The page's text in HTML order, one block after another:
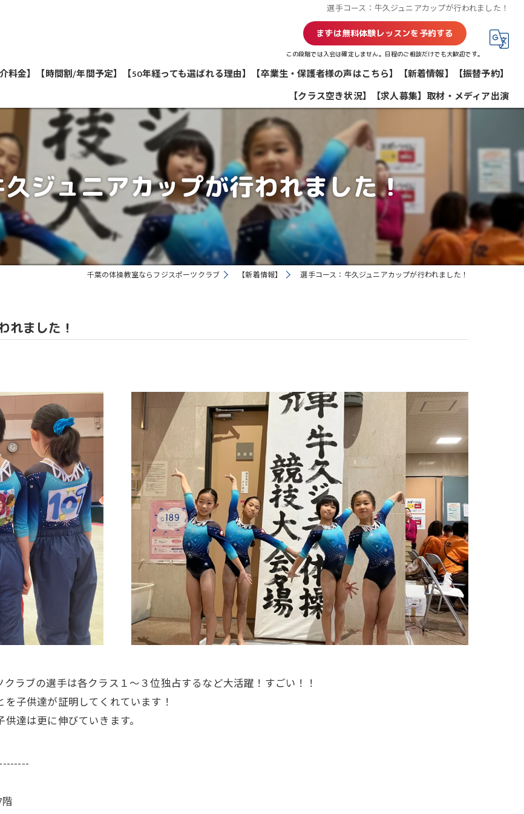
選手コース：牛久ジュニアカップが行われました！
まずは無料体験レッスンを予約する
この段階では入会は確定しません。日程のご相談だけでも大歓迎です。
料金】 【時間割/年間予定】 【50年経っても選ばれる理由】
私たちが教えます
【卒業生・保護者様の声はこちら】 【新着情報】
【振替予約】
【クラス空き状況】
【求人募集】取材・メディア出演
ジュニアカップが行われました！
千葉の体操教室ならフジスポーツクラブ 【新着情報】 選手コース：牛久ジュニアカップが行われました！
れました！
ラブの選手は各クラス１～３位独占するなど大活躍！すごい！！
子供達が証明してくれています！
達は更に伸びていきます。